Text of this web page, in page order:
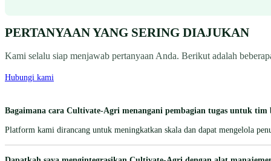
PERTANYAAN YANG SERING DIAJUKAN
Kami selalu siap menjawab pertanyaan Anda. Berikut adalah
Hubungi kami
Bagaimana cara Cultivate-Agri menangani pembagian tugas untuk tim
Platform kami dirancang untuk meningkatkan skala dan dapat mengelola